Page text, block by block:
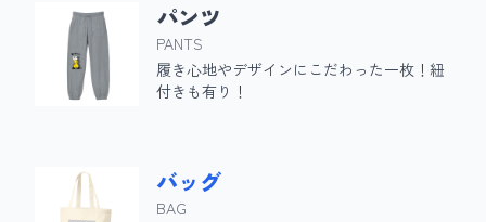
パンツ
PANTS
履き心地やデザインにこだわった一枚！紐
付きも有り！
バッグ
BAG